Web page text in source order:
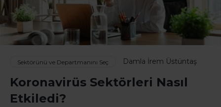
Sektörünü ve Departmanını Seç Damla İrem Üstüntaş
Koronavirüs Sektörleri Nasıl
Etkiledi?